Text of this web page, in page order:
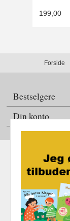
199,00
Forside
Bestselgere
Din konto